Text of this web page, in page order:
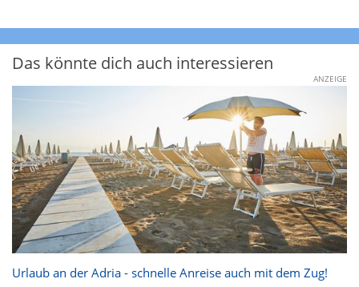
Das könnte dich auch interessieren
ANZEIGE
Urlaub an der Adria - schnelle Anreise auch mit dem Zug!